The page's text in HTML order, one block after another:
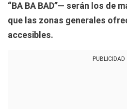
“BA BA BAD”— serán los de
que las zonas generales
accesibles.
PUBLICIDAD